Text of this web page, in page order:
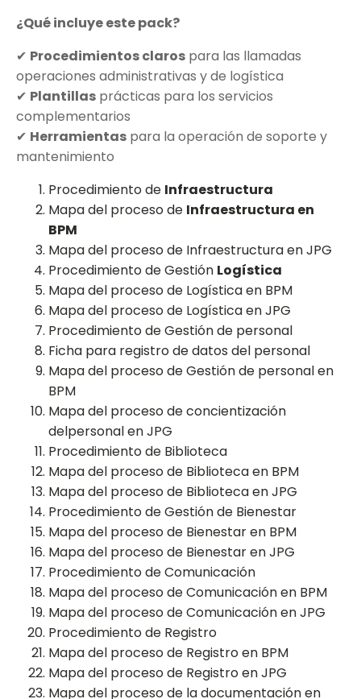
¿Qué incluye este pack?
✔ Procedimientos claros para las llamadas
operaciones administrativas y de logística
✔ Plantillas prácticas para los servicios
complementarios
✔ Herramientas para la operación de soporte y
mantenimiento
Procedimiento de Infraestructura
Mapa del proceso de Infraestructura en
BPM
Mapa del proceso de Infraestructura en JPG
Procedimiento de Gestión Logística
Mapa del proceso de Logística en BPM
Mapa del proceso de Logística en JPG
Procedimiento de Gestión de personal
Ficha para registro de datos del personal
Mapa del proceso de Gestión de personal en
BPM
Mapa del proceso de concientización
delpersonal en JPG
Procedimiento de Biblioteca
Mapa del proceso de Biblioteca en BPM
Mapa del proceso de Biblioteca en JPG
Procedimiento de Gestión de Bienestar
Mapa del proceso de Bienestar en BPM
Mapa del proceso de Bienestar en JPG
Procedimiento de Comunicación
Mapa del proceso de Comunicación en BPM
Mapa del proceso de Comunicación en JPG
Procedimiento de Registro
Mapa del proceso de Registro en BPM
Mapa del proceso de Registro en JPG
Mapa del proceso de la documentación en